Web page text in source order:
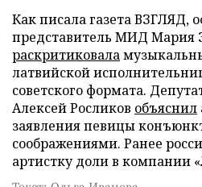
Как писала газета ВЗГЛЯД,
представитель МИД Мария
раскритиковала
латвийской
советского формата.
Алексей Росликов объяснил
заявления певицы
соображениями. Ранее
артистку доли в компании